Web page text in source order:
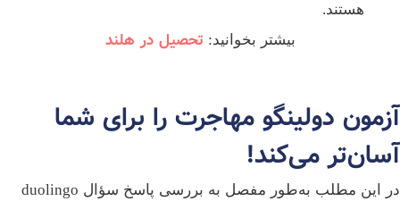
هستند.
بیشتر بخوانید:تحصیل در هلند
دولینگو مهاجرت را برای شما
می‌کند!
در این مطلب به‌طور مفصل به بررسی پاسخ سؤال duolingo